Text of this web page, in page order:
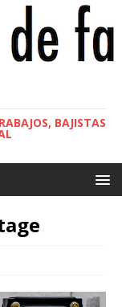
BAJISTAS